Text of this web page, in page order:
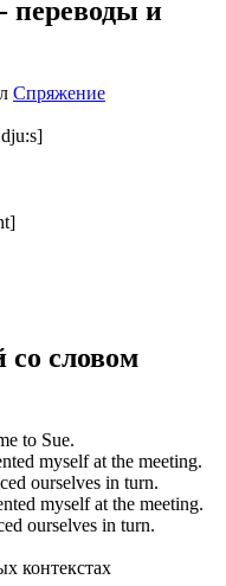
переводы и
Спряжение
словом
to Sue.
myself at the meeting.
ourselves in turn.
myself at the meeting.
ourselves in turn.
контекстах